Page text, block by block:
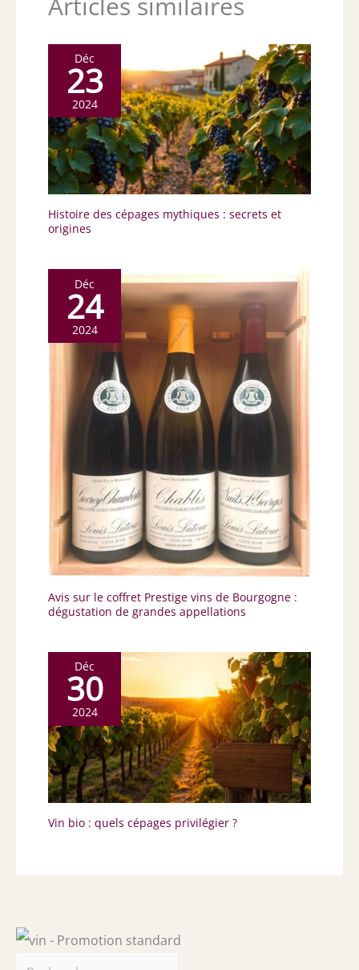
Déc
23
2024
Histoire des cépages mythiques : secrets et
origines
Déc
24
2024
Avis sur le coffret Prestige vins de Bourgogne :
dégustation de grandes appellations
Déc
30
2024
Vin bio : quels cépages privilégier ?